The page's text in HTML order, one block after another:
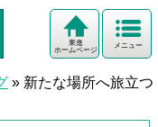
メニュー
東進
ホームページ
» 新たな場所へ旅立つ